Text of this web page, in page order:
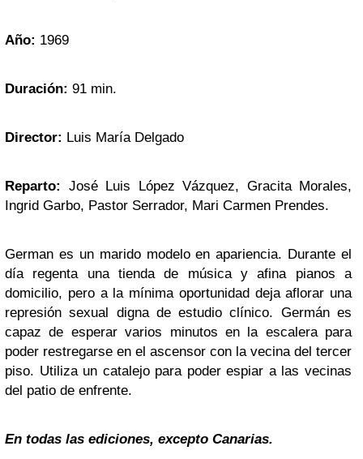
Año: 1969
Duración: 91 min.
Director: Luis María Delgado
Reparto: José Luis López Vázquez, Gracita Morales,
Ingrid Garbo, Pastor Serrador, Mari Carmen Prendes.
German es un marido modelo en apariencia. Durante el
día regenta una tienda de música y afina pianos a
domicilio, pero a la mínima oportunidad deja aflorar una
represión sexual digna de estudio clínico. Germán es
capaz de esperar varios minutos en la escalera para
poder restregarse en el ascensor con la vecina del tercer
piso. Utiliza un catalejo para poder espiar a las vecinas
del patio de enfrente.
En todas las ediciones, excepto Canarias.